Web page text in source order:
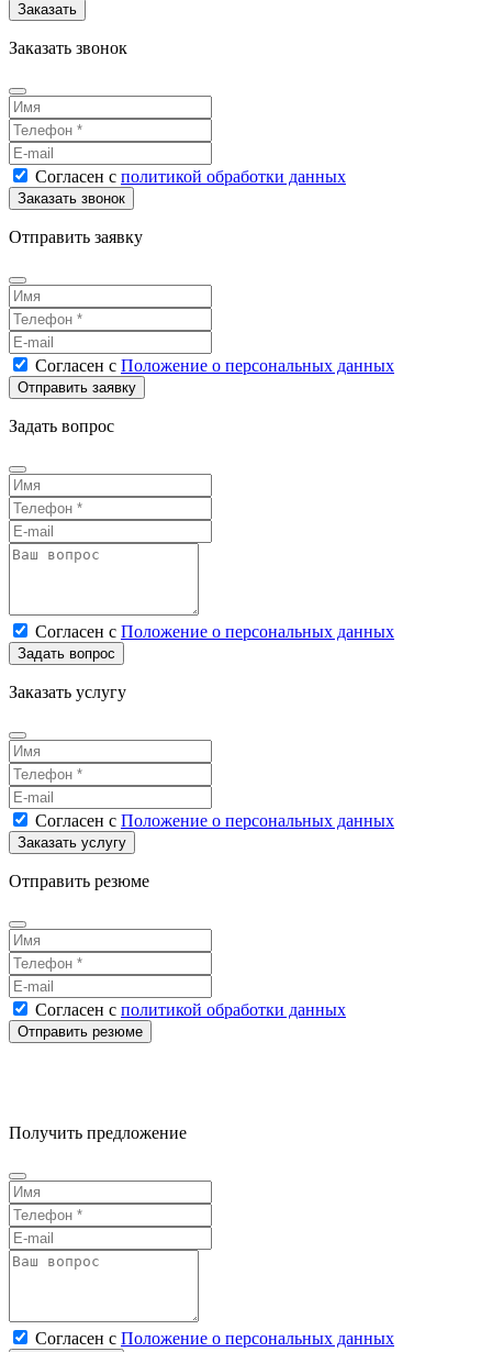
Заказать звонок
Согласен с политикой обработки данных
Отправить заявку
Согласен с Положение о персональных данных
Задать вопрос
Согласен с Положение о персональных данных
Заказать услугу
Согласен с Положение о персональных данных
Отправить резюме
Согласен с политикой обработки данных
Получить предложение
Согласен с Положение о персональных данных